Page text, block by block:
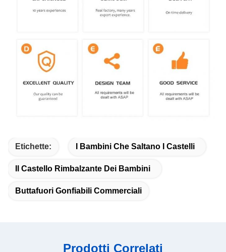
Etichette: I Bambini Che Saltano I Castelli
Il Castello Rimbalzante Dei Bambini
Buttafuori Gonfiabili Commerciali
Prodotti Correlati